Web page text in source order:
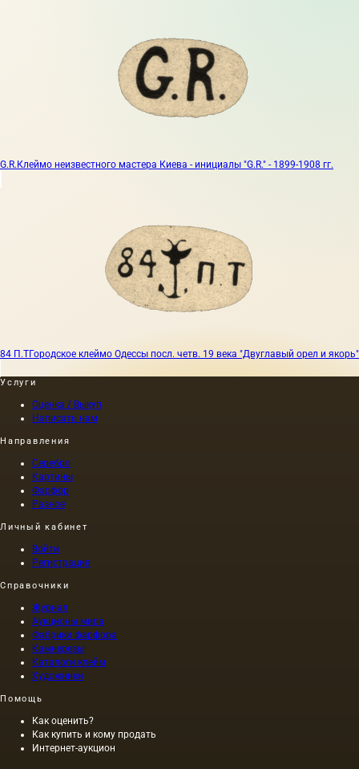
G.R.Клеймо неизвестного мастера Киева - инициалы "G.R." - 1899-1908 гг.
84 П.ТГородское клеймо Одессы посл. четв. 19 века "Двуглавый орел и якорь"
Услуги
Оценка / Выкуп
Написать нам
Направления
Серебро
Картины
Фарфор
Разное
Личный кабинет
Войти
Регистрация
Справочники
Журнал
Аукционы мира
Фабрики фарфора
Камнерезы
Каталоги клейм
Художники
Помощь
Как оценить?
Как купить и кому продать
Интернет-аукцион